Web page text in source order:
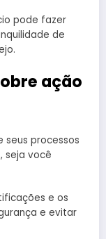
pode fazer
de
ação
seus processos
seja você
e os
e evitar